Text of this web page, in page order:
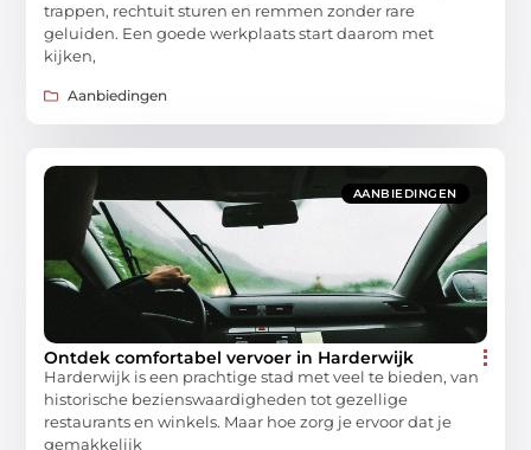
trappen, rechtuit sturen en remmen zonder rare
geluiden. Een goede werkplaats start daarom met
kijken,
Aanbiedingen
AANBIEDINGEN
Ontdek comfortabel vervoer in Harderwijk
Harderwijk is een prachtige stad met veel te bieden, van
historische bezienswaardigheden tot gezellige
restaurants en winkels. Maar hoe zorg je ervoor dat je
gemakkelijk